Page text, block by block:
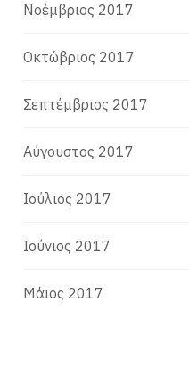
Νοέμβριος 2017
Οκτώβριος 2017
Σεπτέμβριος 2017
Αύγουστος 2017
Ιούλιος 2017
Ιούνιος 2017
Μάιος 2017